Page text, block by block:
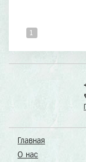
1
Главная
О нас